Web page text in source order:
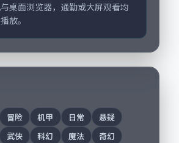
桌面浏览器，通勤或大屏观看均
放。
冒险 机甲 日常
悬疑
武侠 科幻 魔法
奇幻